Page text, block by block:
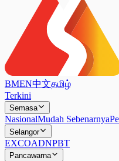
BMEN中文தமிழ்
Terkini
Semasa
NasionalMudah Sebenarnya
Selangor
EXCOADNPBT
Pancawarna